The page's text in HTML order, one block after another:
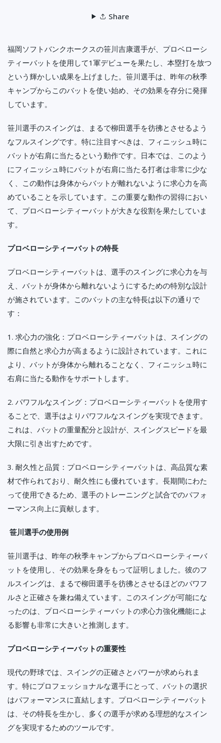
Share
福岡ソフトバンクホークスの笹川吉康選手が、プロベローシ
ティーバットを使用して1軍デビューを果たし、本塁打を放つ
という輝かしい成果を上げました。笹川選手は、昨年の秋季
キャンプからこのバットを使い始め、その効果を存分に発揮
しています。
笹川選手のスイングは、まるで柳田選手を彷彿とさせるよう
なフルスイングです。特に注目すべきは、フィニッシュ時に
バットが右肩に当たるという動作です。日本では、このよう
にフィニッシュ時にバットが右肩に当たる打者は非常に少な
く、この動作は身体からバットが離れないように求心力を高
めていることを示しています。この重要な動作の習得におい
て、プロベローシティーバットが大きな役割を果たしていま
す。
プロベローシティーバットの特長
プロベローシティーバットは、選手のスイングに求心力を与
え、バットが身体から離れないようにするための特別な設計
が施されています。このバットの主な特長は以下の通りで
す：
1. 求心力の強化：プロベローシティーバットは、スイングの
際に自然と求心力が高まるように設計されています。これに
より、バットが身体から離れることなく、フィニッシュ時に
右肩に当たる動作をサポートします。
2. パワフルなスイング：プロベローシティーバットを使用す
ることで、選手はよりパワフルなスイングを実現できます。
これは、バットの重量配分と設計が、スイングスピードを最
大限に引き出すためです。
3. 耐久性と品質：プロベローシティーバットは、高品質な素
材で作られており、耐久性にも優れています。長期間にわた
って使用できるため、選手のトレーニングと試合でのパフォ
ーマンス向上に貢献します。
笹川選手の使用例
笹川選手は、昨年の秋季キャンプからプロベローシティーバ
ットを使用し、その効果を身をもって証明しました。彼のフ
ルスイングは、まるで柳田選手を彷彿とさせるほどのパワフ
ルさと正確さを兼ね備えています。このスイングが可能にな
ったのは、プロベローシティーバットの求心力強化機能によ
る影響も非常に大きいと推測します。
プロベローシティーバットの重要性
現代の野球では、スイングの正確さとパワーが求められま
す。特にプロフェッショナルな選手にとって、バットの選択
はパフォーマンスに直結します。プロベローシティーバット
は、その特長を生かし、多くの選手が求める理想的なスイン
グを実現するためのツールです。